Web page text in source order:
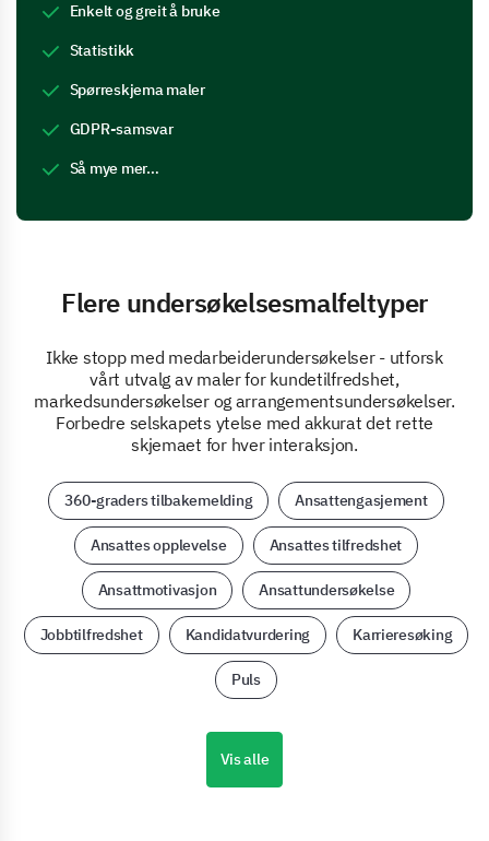
Enkelt og greit å bruke
Statistikk
Spørreskjema maler
GDPR-samsvar
Så mye mer…
Flere undersøkelsesmalfeltyper
Ikke stopp med medarbeiderundersøkelser - utforsk
vårt utvalg av maler for kundetilfredshet,
markedsundersøkelser og arrangementsundersøkelser.
Forbedre selskapets ytelse med akkurat det rette
skjemaet for hver interaksjon.
360-graders tilbakemelding Ansattengasjement
Ansattes opplevelse Ansattes tilfredshet
Ansattmotivasjon Ansattundersøkelse
Jobbtilfredshet Kandidatvurdering Karrieresøking
Puls
Vis alle